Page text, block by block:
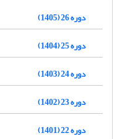
دوره 26 (1405)
دوره 25 (1404)
دوره 24 (1403)
دوره 23 (1402)
دوره 22 (1401)